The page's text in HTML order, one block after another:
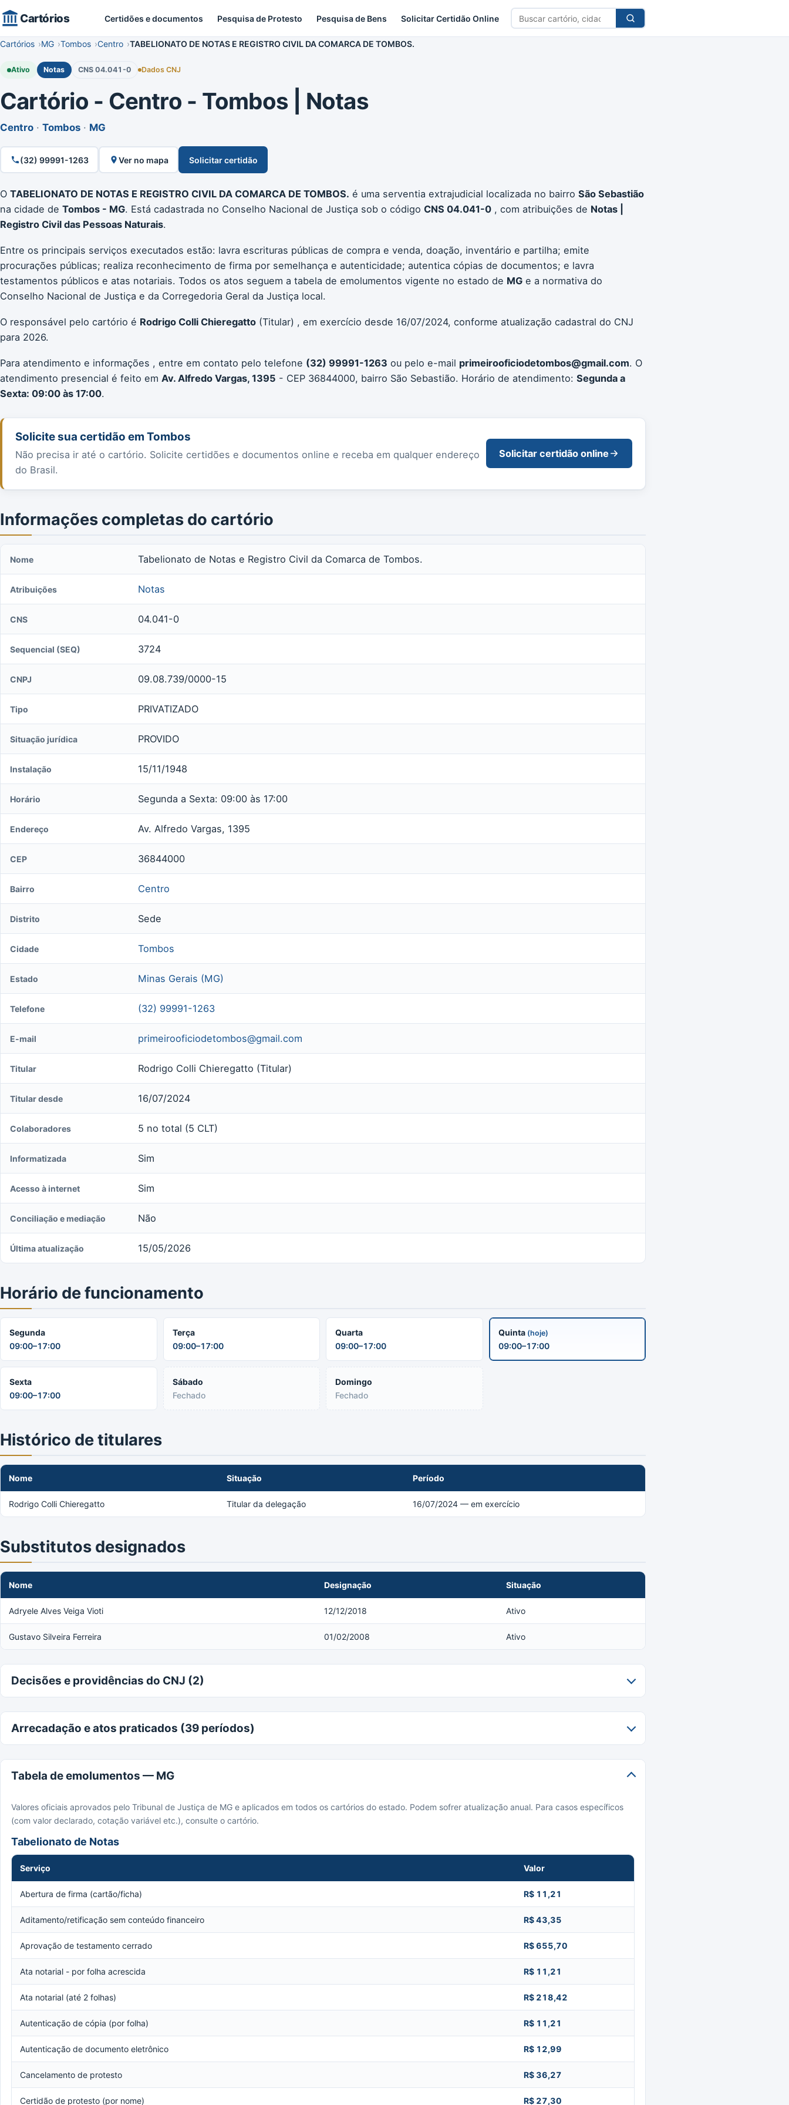
Cartórios Certidões e documentos Pesquisa de Protesto Pesquisa de Bens Solicitar Certidão Online
Buscar
cartório
Cartórios MG Tombos Centro TABELIONATO DE NOTAS E REGISTRO CIVIL DA COMARCA DE TOMBOS.
Ativo Notas CNS 04.041-0 Dados CNJ
Cartório - Centro - Tombos | Notas
Centro · Tombos · MG
(32) 99991-1263 Ver no mapa Solicitar certidão
O TABELIONATO DE NOTAS E REGISTRO CIVIL DA COMARCA DE TOMBOS. é uma serventia extrajudicial localizada no bairro São Sebastião
na cidade de Tombos - MG. Está cadastrada no Conselho Nacional de Justiça sob o código CNS 04.041-0 , com atribuições de Notas |
Registro Civil das Pessoas Naturais.
Entre os principais serviços executados estão: lavra escrituras públicas de compra e venda, doação, inventário e partilha; emite
procurações públicas; realiza reconhecimento de firma por semelhança e autenticidade; autentica cópias de documentos; e lavra
testamentos públicos e atas notariais. Todos os atos seguem a tabela de emolumentos vigente no estado de MG e a normativa do
Conselho Nacional de Justiça e da Corregedoria Geral da Justiça local.
O responsável pelo cartório é Rodrigo Colli Chieregatto (Titular) , em exercício desde 16/07/2024, conforme atualização cadastral do CNJ
para 2026.
Para atendimento e informações , entre em contato pelo telefone (32) 99991-1263 ou pelo e-mail primeirooficiodetombos@gmail.com. O
atendimento presencial é feito em Av. Alfredo Vargas, 1395 - CEP 36844000, bairro São Sebastião. Horário de atendimento: Segunda a
Sexta: 09:00 às 17:00.
Solicite sua certidão em Tombos
Não precisa ir até o cartório. Solicite certidões e documentos online e receba em qualquer endereço
do Brasil.
Solicitar certidão online
Informações completas do cartório
Nome Tabelionato de Notas e Registro Civil da Comarca de Tombos.
Atribuições Notas
CNS 04.041-0
Sequencial (SEQ) 3724
CNPJ 09.08.739/0000-15
Tipo PRIVATIZADO
Situação jurídica PROVIDO
Instalação 15/11/1948
Horário Segunda a Sexta: 09:00 às 17:00
Endereço Av. Alfredo Vargas, 1395
CEP 36844000
Bairro Centro
Distrito Sede
Cidade Tombos
Estado Minas Gerais (MG)
Telefone (32) 99991-1263
E-mail primeirooficiodetombos@gmail.com
Titular Rodrigo Colli Chieregatto (Titular)
Titular desde 16/07/2024
Colaboradores 5 no total (5 CLT)
Informatizada Sim
Acesso à internet Sim
Conciliação e mediação Não
Última atualização 15/05/2026
Horário de funcionamento
Segunda
09:00–17:00
Terça
09:00–17:00
Quarta
09:00–17:00
Quinta (hoje)
09:00–17:00
Sexta
09:00–17:00
Sábado
Fechado
Domingo
Fechado
Histórico de titulares
Nome Situação Período
Rodrigo Colli Chieregatto Titular da delegação 16/07/2024 — em exercício
Substitutos designados
Nome Designação Situação
Adryele Alves Veiga Vioti 12/12/2018 Ativo
Gustavo Silveira Ferreira 01/02/2008 Ativo
Decisões e providências do CNJ (2)
Arrecadação e atos praticados (39 períodos)
Tabela de emolumentos — MG
Valores oficiais aprovados pelo Tribunal de Justiça de MG e aplicados em todos os cartórios do estado. Podem sofrer atualização anual. Para casos específicos
(com valor declarado, cotação variável etc.), consulte o cartório.
Tabelionato de Notas
Serviço Valor
Abertura de firma (cartão/ficha) R$ 11,21
Aditamento/retificação sem conteúdo financeiro R$ 43,35
Aprovação de testamento cerrado R$ 655,70
Ata notarial - por folha acrescida R$ 11,21
Ata notarial (até 2 folhas) R$ 218,42
Autenticação de cópia (por folha) R$ 11,21
Autenticação de documento eletrônico R$ 12,99
Cancelamento de protesto R$ 36,27
Certidão de protesto (por nome) R$ 27,30